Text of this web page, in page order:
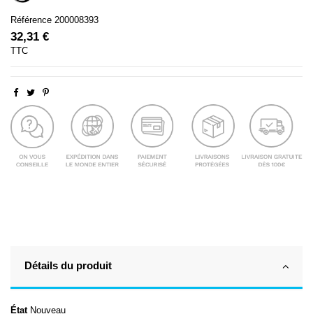
Référence 200008393
32,31 €
TTC
Détails du produit
État Nouveau